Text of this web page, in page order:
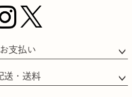
お支払い
送・送料